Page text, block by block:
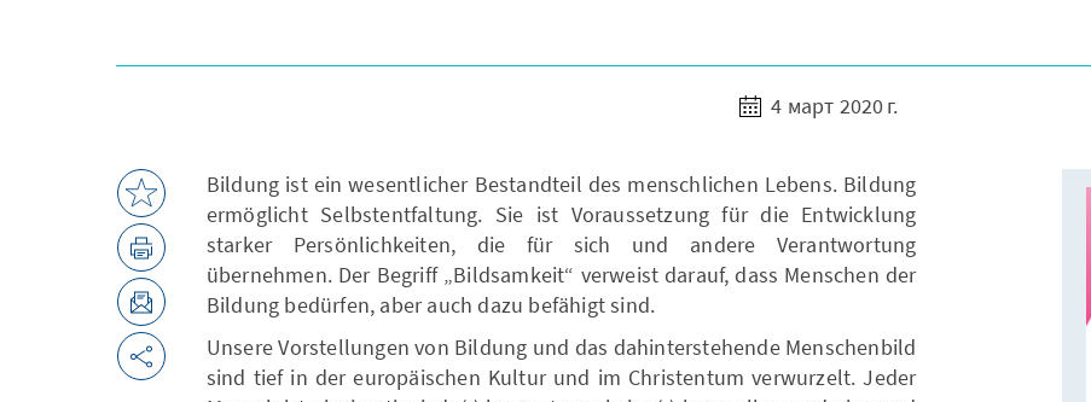
4 март 2020 г.
Bildung ist ein wesentlicher Bestandteil des menschlichen Lebens. Bildung
ermöglicht Selbstentfaltung. Sie ist Voraussetzung für die Entwicklung
starker Persönlichkeiten, die für sich und andere Verantwortung
übernehmen. Der Begriff „Bildsamkeit“ verweist darauf, dass Menschen der
Bildung bedürfen, aber auch dazu befähigt sind.
Unsere Vorstellungen von Bildung und das dahinterstehende Menschenbild
sind tief in der europäischen Kultur und im Christentum verwurzelt. Jeder